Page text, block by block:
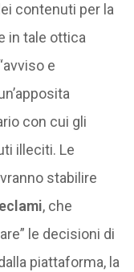
contenuti per la
in tale ottica
e
con cui gli
illeciti. Le
stabilire
, che
le decisioni di
piattaforma, la